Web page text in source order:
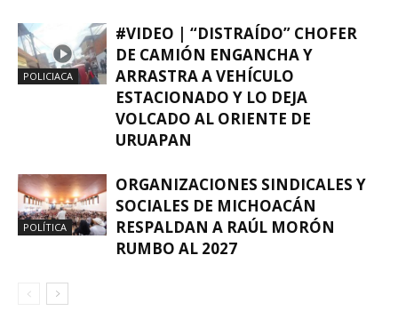
POLICIACA
#VIDEO | “DISTRAÍDO” CHOFER
DE CAMIÓN ENGANCHA Y
ARRASTRA A VEHÍCULO
ESTACIONADO Y LO DEJA
VOLCADO AL ORIENTE DE
URUAPAN
POLÍTICA
ORGANIZACIONES SINDICALES Y
SOCIALES DE MICHOACÁN
RESPALDAN A RAÚL MORÓN
RUMBO AL 2027